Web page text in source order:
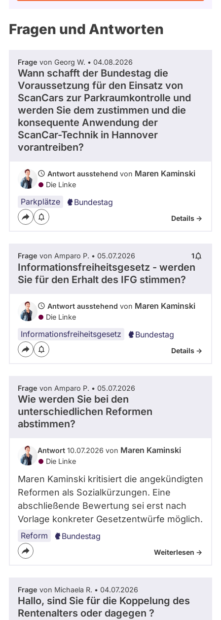
Mandaten
werden
Fragen und Antworten
Frage von Georg W. • 04.08.2026
Wann schafft der Bundestag die
Voraussetzung für den Einsatz von
ScanCars zur Parkraumkontrolle und
werden Sie dem zustimmen und die
konsequente Anwendung der
ScanCar-Technik in Hannover
vorantreiben?
Antwort ausstehend von Maren Kaminski
Die Linke
Parkplätze Bundestag
Details ->
Frage von Amparo P. • 05.07.2026 1
Informationsfreiheitsgesetz - werden
Sie für den Erhalt des IFG stimmen?
Antwort ausstehend von Maren Kaminski
Die Linke
Informationsfreiheitsgesetz Bundestag
Details ->
Frage von Amparo P. • 05.07.2026
Wie werden Sie bei den
unterschiedlichen Reformen
abstimmen?
Antwort 10.07.2026 von Maren Kaminski
Die Linke
Maren Kaminski kritisiert die angekündigten
Reformen als Sozialkürzungen. Eine
abschließende Bewertung sei erst nach
Vorlage konkreter Gesetzentwürfe möglich.
Reform Bundestag
Weiterlesen ->
Frage von Michaela R. • 04.07.2026
Hallo, sind Sie für die Koppelung des
Rentenalters oder dagegen ?